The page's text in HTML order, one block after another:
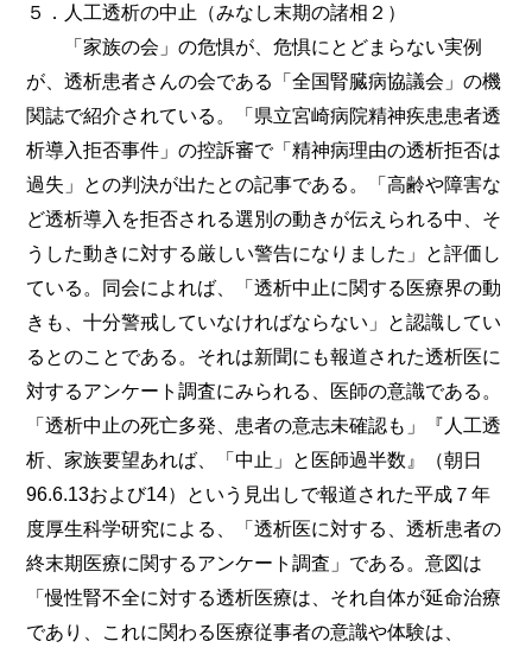
５．人工透析の中止（みなし末期の諸相２）
「家族の会」の危惧が、危惧にとどまらない実例
が、透析患者さんの会である「全国腎臓病協議会」の機
関誌で紹介されている。「県立宮崎病院精神疾患患者透
析導入拒否事件」の控訴審で「精神病理由の透析拒否は
過失」との判決が出たとの記事である。「高齢や障害な
ど透析導入を拒否される選別の動きが伝えられる中、そ
うした動きに対する厳しい警告になりました」と評価し
ている。同会によれば、「透析中止に関する医療界の動
きも、十分警戒していなければならない」と認識してい
るとのことである。それは新聞にも報道された透析医に
対するアンケート調査にみられる、医師の意識である。
「透析中止の死亡多発、患者の意志未確認も」『人工透
析、家族要望あれば、「中止」と医師過半数』（朝日
96.6.13および14）という見出しで報道された平成７年
度厚生科学研究による、「透析医に対する、透析患者の
終末期医療に関するアンケート調査」である。意図は
「慢性腎不全に対する透析医療は、それ自体が延命治療
であり、これに関わる医療従事者の意識や体験は、